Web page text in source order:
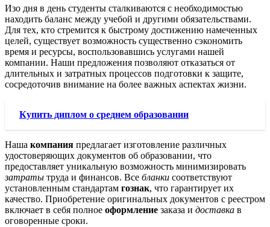
Изо дня в день студенты сталкиваются с необходимостью
находить баланс между учебой и другими обязательствами.
Для тех, кто стремится к быстрому достижению намеченных
целей, существует возможность существенно сэкономить
время и ресурсы, воспользовавшись услугами нашей
компании. Наши предложения позволяют отказаться от
длительных и затратных процессов подготовки к защите,
сосредоточив внимание на более важных аспектах жизни.
Купить диплом о среднем образовании
Наша компания предлагает изготовление различных
удостоверяющих документов об образовании, что
предоставляет уникальную возможность минимизировать
затраты труда и финансов. Все бланки соответствуют
установленным стандартам гознак, что гарантирует их
качество. Приобретение оригинальных документов с реестром
включает в себя полное оформление заказа и доставка в
оговоренные сроки.